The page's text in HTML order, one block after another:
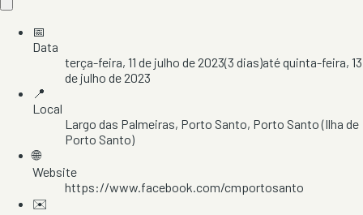
📅
Data
terça-feira, 11 de julho de 2023(3 dias)atéquinta-feira, 13
de julho de 2023
📍
Local
Largo das Palmeiras, Porto Santo, Porto Santo(Ilha de
Porto Santo)
🌐
Website
https://www.facebook.com/cmportosanto
✉️